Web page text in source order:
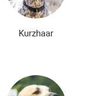
Kurzhaar